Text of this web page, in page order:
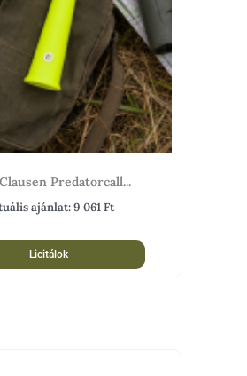
Predatorcall...
ajánlat:9 061Ft
Licitálok